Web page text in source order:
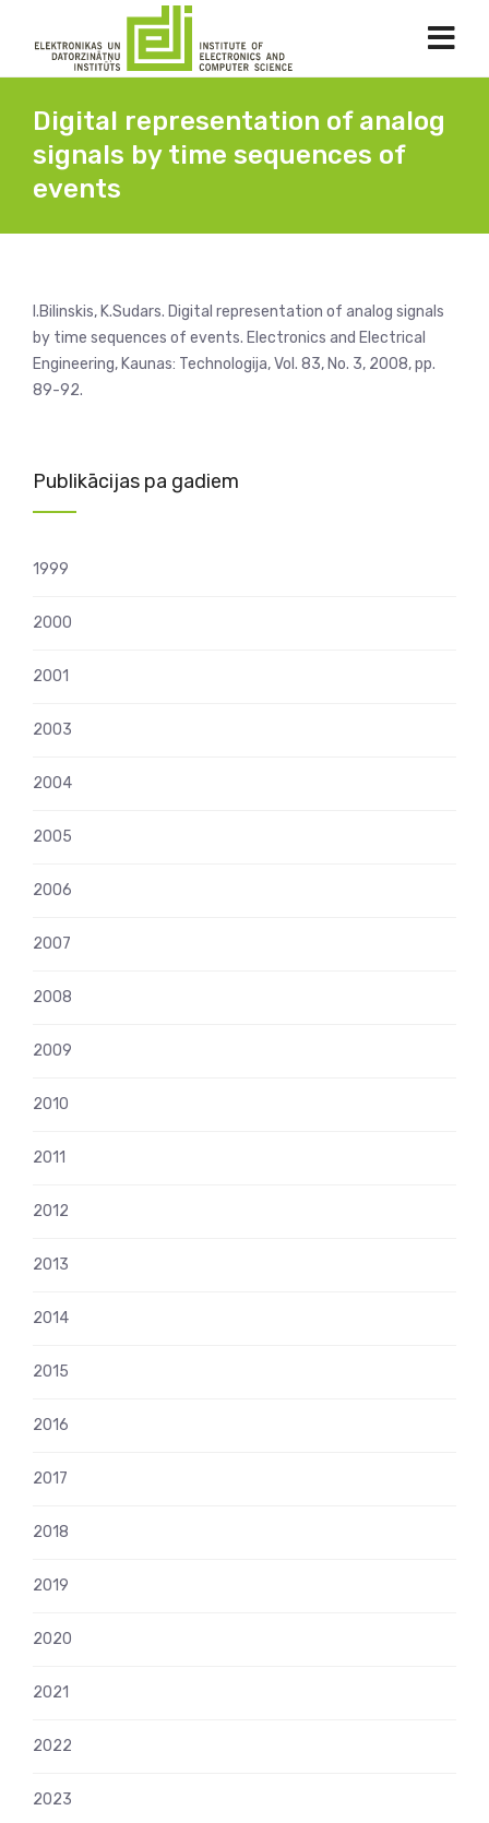
Digital representation of analog
signals by time sequences of
events
I.Bilinskis, K.Sudars. Digital representation of analog signals
by time sequences of events. Electronics and Electrical
Engineering, Kaunas: Technologija, Vol. 83, No. 3, 2008, pp.
89-92.
Publikācijas pa gadiem
1999
2000
2001
2003
2004
2005
2006
2007
2008
2009
2010
2011
2012
2013
2014
2015
2016
2017
2018
2019
2020
2021
2022
2023